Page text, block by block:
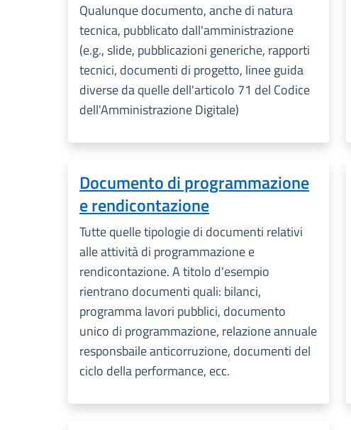
Qualunque documento, anche di natura
tecnica, pubblicato dall'amministrazione
(e.g., slide, pubblicazioni generiche, rapporti
tecnici, documenti di progetto, linee guida
diverse da quelle dell'articolo 71 del Codice
dell'Amministrazione Digitale)
Documento di programmazione
e rendicontazione
Tutte quelle tipologie di documenti relativi
alle attività di programmazione e
rendicontazione. A titolo d'esempio
rientrano documenti quali: bilanci,
programma lavori pubblici, documento
unico di programmazione, relazione annuale
responsbaile anticorruzione, documenti del
ciclo della performance, ecc.